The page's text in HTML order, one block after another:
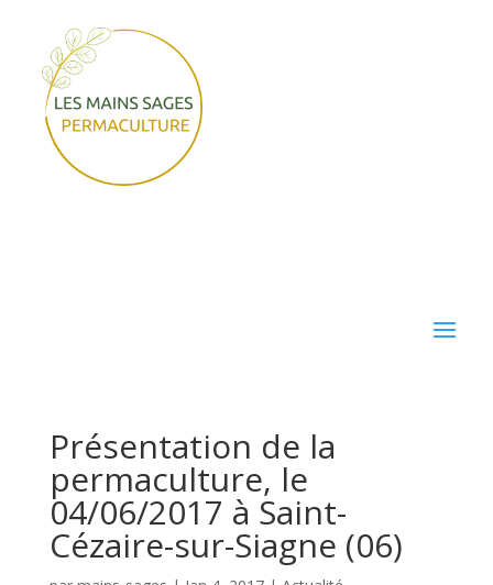
Présentation de la
permaculture, le
04/06/2017 à Saint-
Cézaire-sur-Siagne (06)